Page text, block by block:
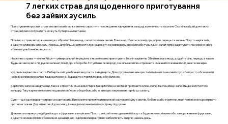
7 легких страв для щоденного приготування
без зайвих зусиль
Приготування простих страв «на автоматі» може значно спростити повсякденне харчування, заощаджуючи час та зусилля. Ось кілька ідей для таких
страв, які легко готувати та можуть бути різноманітними.
Почнімо з страв, які можна швидко зібрати. Наприклад, салат із свіжих овочів. Вам знадобляться помідори, огірки, перець та зелень. Просто наріжте їх,
додайте оливкову олію, сіль і перець. Для більшої ситності можна додати консервовану квасолю або тунця. Цей салат легко адаптувати під сезонні овочі
або ваші улюблені інгредієнти.
Наступна страва — омлет. Яйця — універсальний інгредієнт, з якого можна приготувати безліч варіантів. Збийте кілька яєць, додайте сіль, перець, а також
будь-які овочі, які є під рукою: шпинат, помідори або гриби. Готуйте на сковороді, і за кілька хвилин отримаєте смачний і поживний сніданок чи вечерю.
Чудовим варіантом є паста. Виберіть свій улюблений вид пасти та відваріть. Для соусу можна використати готовий томатний соус або просто обсмажити
часник з оливковою олією та додати овочі. Подавайте з тертим сиром або зеленню.
Картопля, запечена в духовці, також є простим рішенням. Наріжте картоплю на частини, приправте олією, сіллю та спеціями, і запечіть до золотистого
кольору. Таку картоплю можна подавати з м’ясом або рибою, або ж використовувати як гарнір до салату.
Супи — ще один варіант страви «на автоматі». Ви можете приготувати великий кастрюлю супу з овочів, бобових або курятини, який потім можна розігрівати
протягом тижня. Додайте спеції для смаку, і завжди матимете готову страву під рукою.
Для легкого перекусу підійде йогурт з фруктами та горіхами. Просто змішайте натуральний йогурт з будь-якими свіжими або замороженими фруктами,
додайте жменю горіхів або насіння. Це швидкий і здоровий варіант, який забезпечить енергію на весь день.